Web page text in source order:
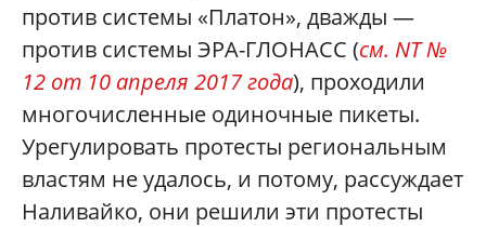
против системы «Платон», дважды —
против системы ЭРА-ГЛОНАСС (см. NT №
12 от 10 апреля 2017 года), проходили
многочисленные одиночные пикеты.
Урегулировать протесты региональным
властям не удалось, и потому, рассуждает
Наливайко, они решили эти протесты